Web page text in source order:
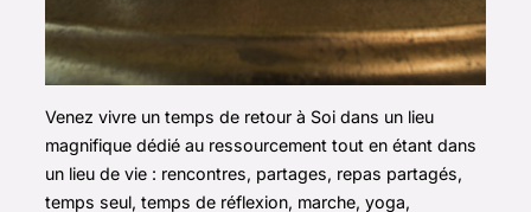
Venez vivre un temps de retour à Soi dans un lieu
magnifique dédié au ressourcement tout en étant dans
un lieu de vie : rencontres, partages, repas partagés,
temps seul, temps de réflexion, marche, yoga,